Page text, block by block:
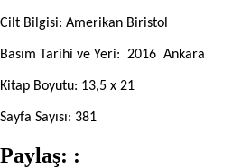
Cilt Bilgisi: Amerikan Biristol
Basım Tarihi ve Yeri: 2016 Ankara
Kitap Boyutu: 13,5 x 21
Sayfa Sayısı: 381
Paylaş: :